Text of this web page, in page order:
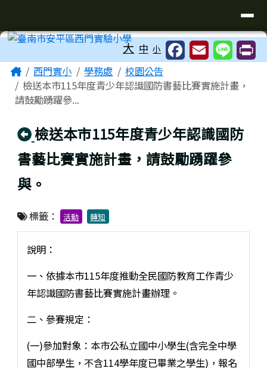
工具列 大 中 小
主內容區域
Home西門實小 學務處
校園公告
檢送本市115年度青少年認識國防書藝比賽實施計畫，
請鼓勵踴躍參...
回上頁
檢送本市115年度青少年認識國防
書藝比賽實施計畫，請鼓勵踴躍參
與。
標籤： 活動 轉知
說明：
一、依據本市115年度推動全民國防教育工作青少
年認識國防書藝比賽實施計畫辦理。
二、參賽規定：
(一)參加對象：本市公私立國中小學生(含完全中學
國中部學生，不含114學年度已畢業之學生)，報名
頁尾區域